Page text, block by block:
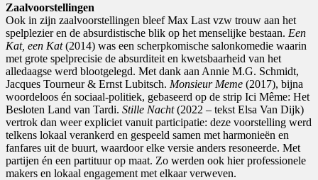
Zaalvoorstellingen
Ook in zijn zaalvoorstellingen bleef Max Last vzw trouw aan het
spelplezier en de absurdistische blik op het menselijke bestaan. Een
Kat, een Kat(2014) was een scherpkomische salonkomedie waarin
met grote spelprecisie de absurditeit en kwetsbaarheid van het
alledaagse werd blootgelegd. Met dank aan Annie M.G. Schmidt,
Jacques Tourneur & Ernst Lubitsch. Monsieur Meme (2017), bijna
woordeloos én sociaal-politiek, gebaseerd op de strip Ici Même: Het
Besloten Land van Tardi. Stille Nacht(2022 – tekst Elsa Van Dijk)
vertrok dan weer expliciet vanuit participatie: deze voorstelling werd
telkens lokaal verankerd en gespeeld samen met harmonieën en
fanfares uit de buurt, waardoor elke versie anders resoneerde. Met
partijen én een partituur op maat. Zo werden ook hier professionele
makers en lokaal engagement met elkaar verweven.